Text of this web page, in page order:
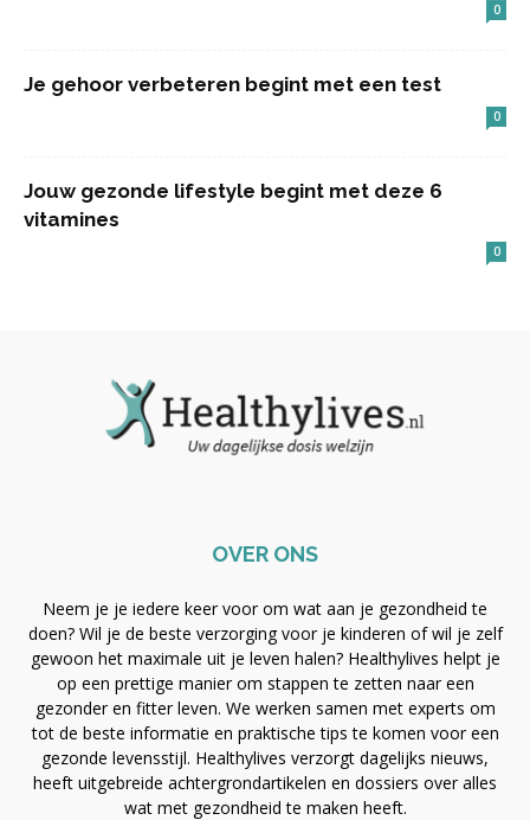
0
Je gehoor verbeteren begint met een test
0
Jouw gezonde lifestyle begint met deze 6
vitamines
0
OVER ONS
Neem je je iedere keer voor om wat aan je gezondheid te
doen? Wil je de beste verzorging voor je kinderen of wil je zelf
gewoon het maximale uit je leven halen? Healthylives helpt je
op een prettige manier om stappen te zetten naar een
gezonder en fitter leven. We werken samen met experts om
tot de beste informatie en praktische tips te komen voor een
gezonde levensstijl. Healthylives verzorgt dagelijks nieuws,
heeft uitgebreide achtergrondartikelen en dossiers over alles
wat met gezondheid te maken heeft.